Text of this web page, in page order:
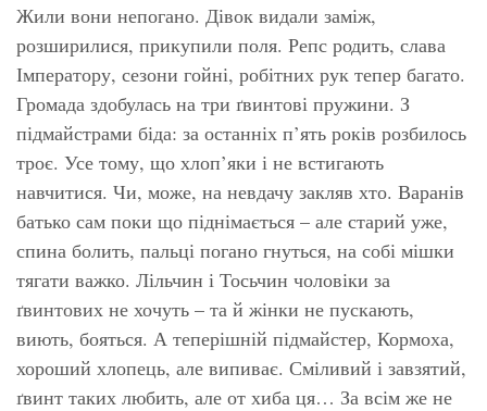
Жили вони непогано. Дівок видали заміж,
розширилися, прикупили поля. Репс родить, слава
Імператору, сезони гойні, робітних рук тепер багато.
Громада здобулась на три ґвинтові пружини. З
підмайстрами біда: за останніх п’ять років розбилось
троє. Усе тому, що хлоп’яки і не встигають
навчитися. Чи, може, на невдачу закляв хто. Варанів
батько сам поки що піднімається – але старий уже,
спина болить, пальці погано гнуться, на собі мішки
тягати важко. Лільчин і Тосьчин чоловіки за
ґвинтових не хочуть – та й жінки не пускають,
виють, бояться. А теперішній підмайстер, Кормоха,
хороший хлопець, але випиває. Сміливий і завзятий,
ґвинт таких любить, але от хиба ця… За всім же не